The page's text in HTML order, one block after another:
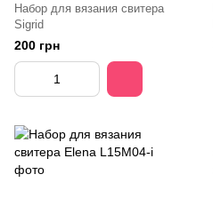
Набор для вязания свитера
Sigrid
200 грн